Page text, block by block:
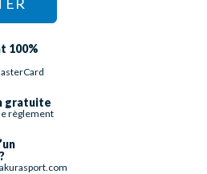
100%
gratuite
règlement